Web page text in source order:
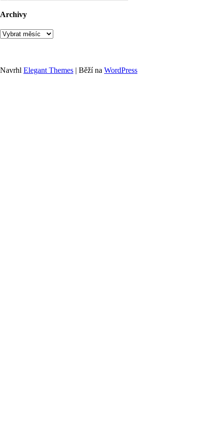
Archivy
Archivy
Navrhl Elegant Themes | Běží na WordPress